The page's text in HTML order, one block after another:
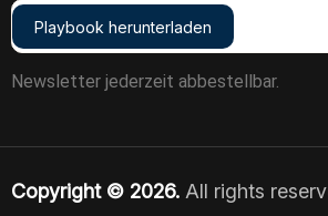
Playbook herunterladen
Newsletter jederzeit abbestellbar.
Copyright © 2026. All rights